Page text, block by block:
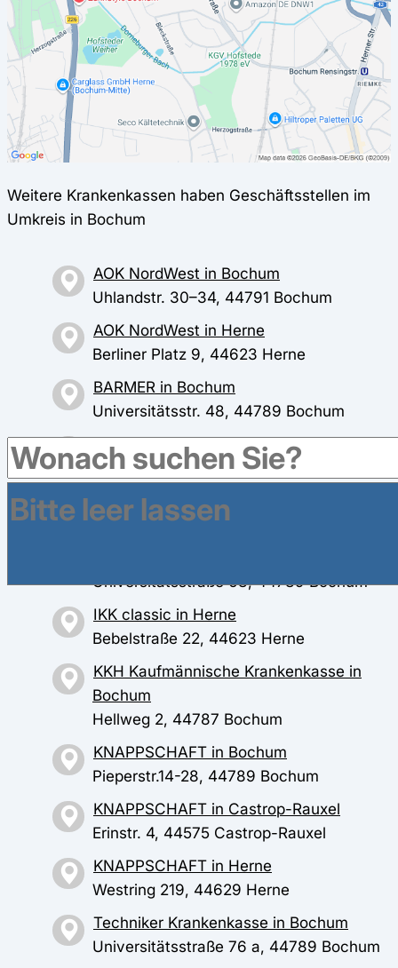
Weitere Krankenkassen haben Geschäftsstellen im
Umkreis in Bochum
AOK NordWest in Bochum
Uhlandstr. 30–34, 44791 Bochum
AOK NordWest in Herne
Berliner Platz 9, 44623 Herne
BARMER in Bochum
Universitätsstr. 48, 44789 Bochum
BARMER in Herne
Westring 295, 44629 Herne
DAK-Gesundheit in Bochum
Ferdinandstr. 13, 44789 Bochum
Universitätsstraße 68, 44789 Bochum
IKK classic in Herne
Bebelstraße 22, 44623 Herne
KKH Kaufmännische Krankenkasse in
Bochum
Hellweg 2, 44787 Bochum
KNAPPSCHAFT in Bochum
Pieperstr.14-28, 44789 Bochum
KNAPPSCHAFT in Castrop-Rauxel
Erinstr. 4, 44575 Castrop-Rauxel
KNAPPSCHAFT in Herne
Westring 219, 44629 Herne
Techniker Krankenkasse in Bochum
Universitätsstraße 76 a, 44789 Bochum